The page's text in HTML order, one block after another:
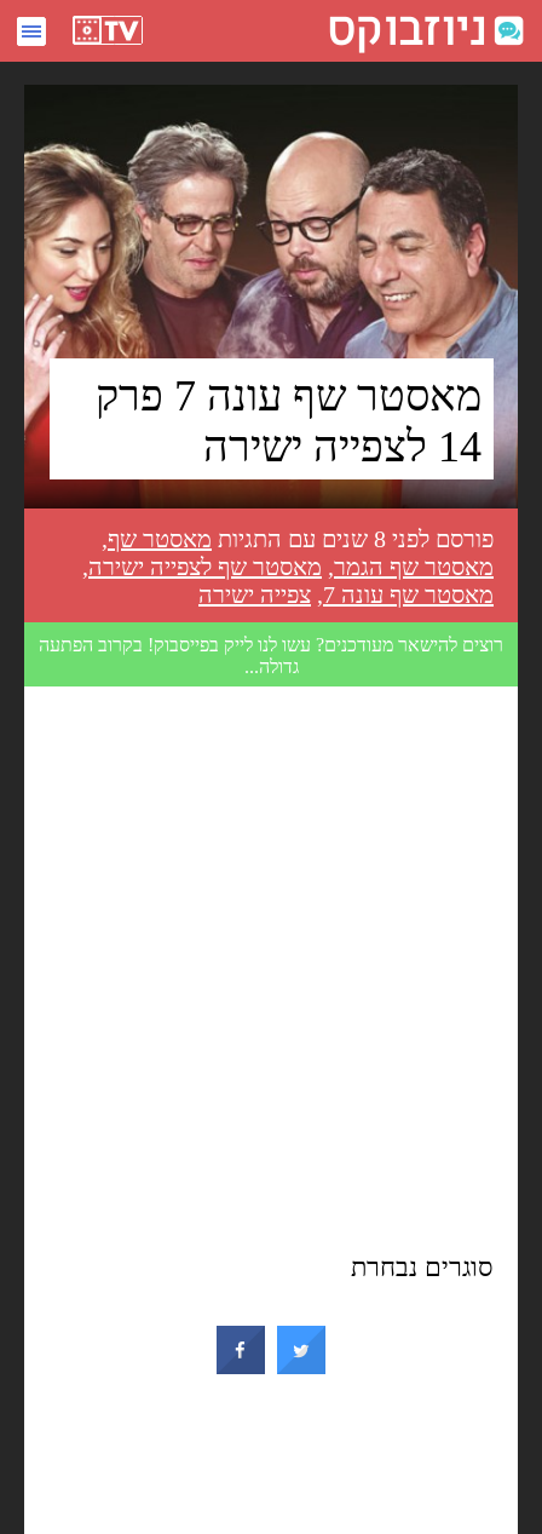
מאסטר שף עונה 7 פרק 14 לצפייה ישירה - ניוזבוקס
מאסטר שף עונה 7 פרק
14 לצפייה ישירה
פורסם לפני 8 שנים עם התגיות מאסטר שף,
מאסטר שף הגמר, מאסטר שף לצפייה ישירה,
מאסטר שף עונה 7
, צפייה ישירה
רוצים להישאר מעודכנים? עשו לנו לייק בפייסבוק! בקרוב הפתעה
גדולה...
סוגרים נבחרת